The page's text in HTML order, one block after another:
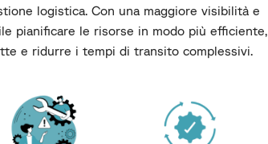
logistica. Con una maggiore visibilità e
pianificare le risorse in modo più efficiente,
e ridurre i tempi di transito complessivi.